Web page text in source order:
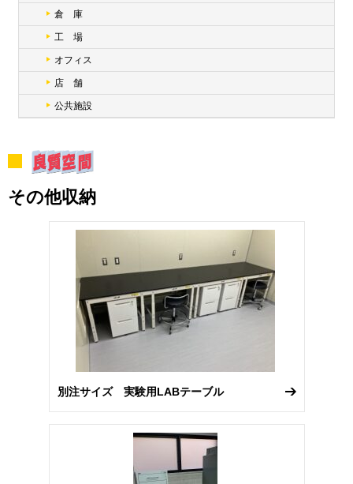
倉 庫
工 場
オフィス
店 舗
公共施設
その他収納
別注サイズ 実験用LABテーブル